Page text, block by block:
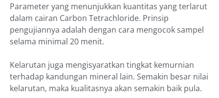
Parameter yang menunjukkan kuantitas yang terlarut
dalam cairan Carbon Tetrachloride. Prinsip
pengujiannya adalah dengan cara mengocok sampel
selama minimal 20 menit.
Kelarutan juga mengisyaratkan tingkat kemurnian
terhadap kandungan mineral lain. Semakin besar nilai
kelarutan, maka kualitasnya akan semakin baik pula.